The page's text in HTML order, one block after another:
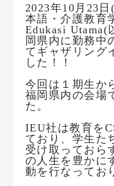
2023年10月23
本語・介護教育
Edukasi Utama(
岡県内に勤務中
てギャザリング
した！！
今回は１期生か
福岡県内の会場
た。
IEU社は教育を
ており、学生た
受け取っておら
の人生を豊かに
動を行なってお